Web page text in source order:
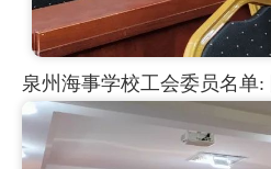
泉州海事学校工会委员名单: